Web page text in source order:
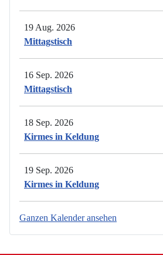
19 Aug. 2026
Mittagstisch
16 Sep. 2026
Mittagstisch
18 Sep. 2026
Kirmes in Keldung
19 Sep. 2026
Kirmes in Keldung
Ganzen Kalender ansehen